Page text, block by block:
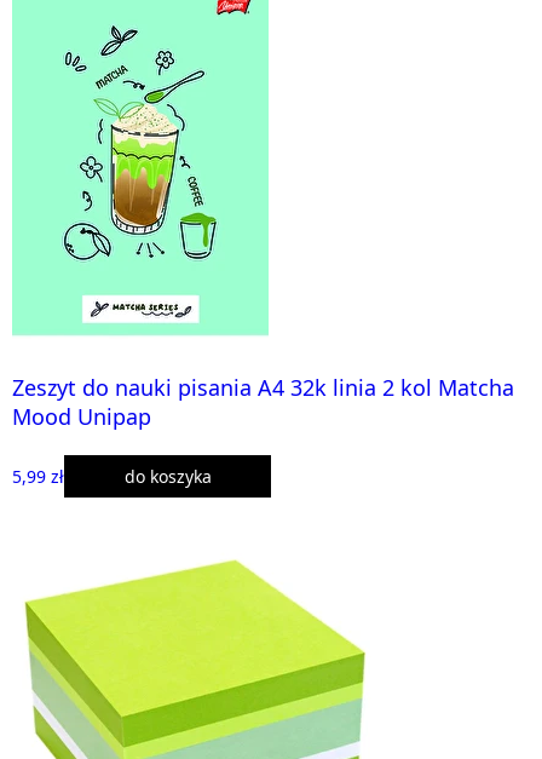
Zeszyt do nauki pisania A4 32k linia 2 kol Matcha
Mood Unipap
5,99 zł do koszyka